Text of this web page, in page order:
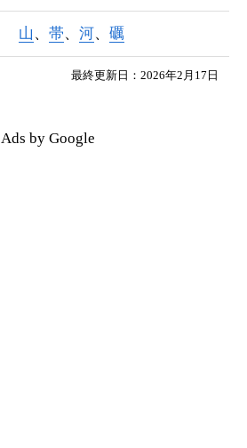
山 、 帯、 河、 礪
最終更新日：2026年2月17日
Ads by Google